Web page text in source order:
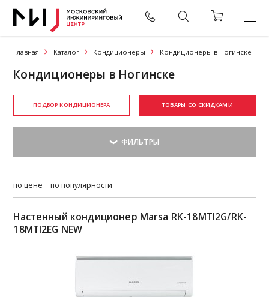
Главная Каталог Кондиционеры Кондиционеры в Ногинске
Кондиционеры в Ногинске
ПОДБОР КОНДИЦИОНЕРА ТОВАРЫ СО СКИДКАМИ
по цене по популярности
Настенный кондиционер Marsa RK-18MTI2G/RK-
18MTI2EG NEW